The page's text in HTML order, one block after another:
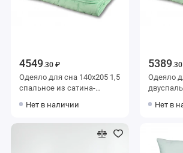
4549.30 ₽
Одеяло для сна 140х205 1,5
спальное из сатина-
силиконизированное
Нет в наличии
5389
Одеяло для сна 172х205
Нет в